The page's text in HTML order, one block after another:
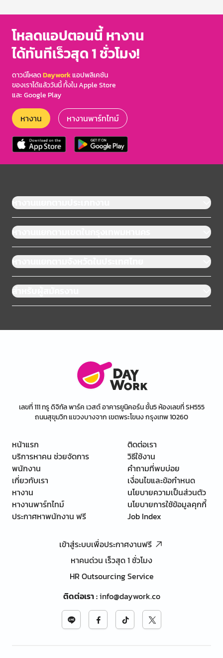
โหลดแอปตอนนี้ หางาน
ได้ทันทีเร็วสุด 1 ชั่วโมง!
ดาวน์โหลดDayworkแอปพลิเคชัน
ของเราได้แล้ววันนี้ ทั้งใน Apple Store
และ Google Play
หางาน หางานพาร์ทไทม์
หางานแยกตามประเภทงาน
หางานแยกตามเขตในกรุงเทพมหานคร
หางานแยกตามจังหวัดในประเทศไทย
สำหรับผู้สมัครงาน
เลขที่ 111 ทรู ดิจิทัล พาร์ค เวสต์ อาคารยูนิคอร์น ชั้น5 ห้องเลขที่ SH555
ถนนสุขุมวิท แขวงบางจาก เขตพระโขนง กรุงเทพ 10260
หน้าแรก
บริการหาคน ช่วยจัดการ
พนักงาน
เกี่ยวกับเรา
หางาน
หางานพาร์ทไทม์
ประกาศหาพนักงาน ฟรี
ติดต่อเรา
วิธีใช้งาน
คำถามที่พบบ่อย
เงื่อนไขและข้อกำหนด
นโยบายความเป็นส่วนตัว
นโยบายการใช้ข้อมูลคุกกี้
Job Index
เข้าสู่ระบบเพื่อประกาศงานฟรี
หาคนด่วน เร็วสุด 1 ชั่วโมง
HR Outsourcing Service
ติดต่อเรา:info@daywork.co